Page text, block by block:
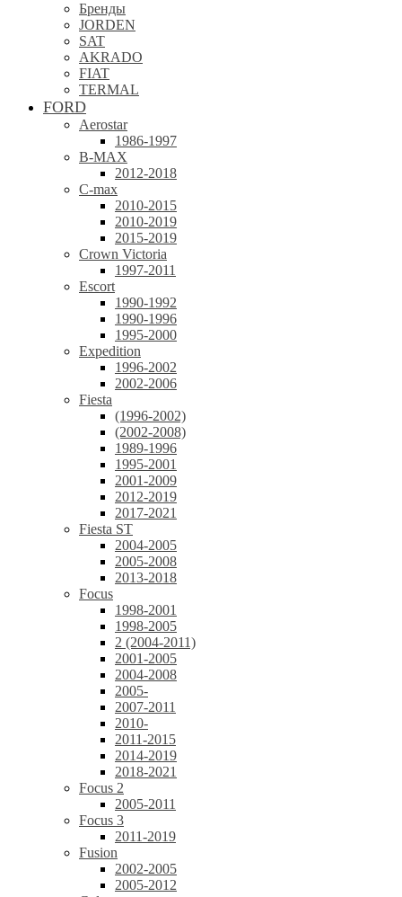
Бренды
JORDEN
SAT
AKRADO
FIAT
TERMAL
FORD
Aerostar
1986-1997
B-MAX
2012-2018
C-max
2010-2015
2010-2019
2015-2019
Crown Victoria
1997-2011
Escort
1990-1992
1990-1996
1995-2000
Expedition
1996-2002
2002-2006
Fiesta
(1996-2002)
(2002-2008)
1989-1996
1995-2001
2001-2009
2012-2019
2017-2021
Fiesta ST
2004-2005
2005-2008
2013-2018
Focus
1998-2001
1998-2005
2 (2004-2011)
2001-2005
2004-2008
2005-
2007-2011
2010-
2011-2015
2014-2019
2018-2021
Focus 2
2005-2011
Focus 3
2011-2019
Fusion
2002-2005
2005-2012